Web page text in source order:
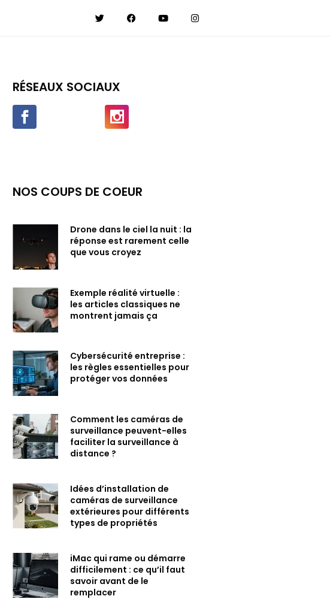
RÉSEAUX SOCIAUX
NOS COUPS DE COEUR
Drone dans le ciel la nuit : la
réponse est rarement celle
que vous croyez
Exemple réalité virtuelle :
les articles classiques ne
montrent jamais ça
Cybersécurité entreprise :
les règles essentielles pour
protéger vos données
Comment les caméras de
surveillance peuvent-elles
faciliter la surveillance à
distance ?
Idées d’installation de
caméras de surveillance
extérieures pour différents
types de propriétés
iMac qui rame ou démarre
difficilement : ce qu’il faut
savoir avant de le
remplacer